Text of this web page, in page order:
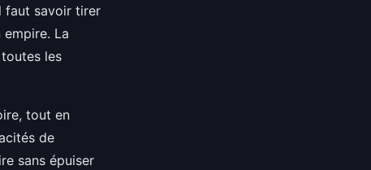
faut savoir tirer
La
les
tout en
de
sans épuiser